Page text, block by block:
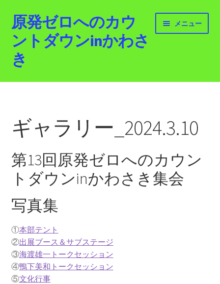
ナ
ビ
ゲ
ー
シ
キ
プ
コ
ン
テ
ン
ツ
プ
原発ゼロへのカウ
ントダウンinかわさ
き
メニュー
ホーム
活動紹介
2012.3.11 「原発ゼロへのカウントダウンinかわさ
き」「原発ゼロへの行進！誰でもデモ！」
原発ゼロ金曜日行動 inかわさき
さき 集会
2014.3.16 第３回原発ゼロへのカウントダウンinかわ
さき 集会
ギャラリー_2024.3.10
第13回原発ゼロへのカウン
トダウンinかわさき集会
写真集
①本部テント
②出展ブース＆サブステージ
③海渡雄一トークセッション
④鴨下美和トークセッション
⑤文化行事